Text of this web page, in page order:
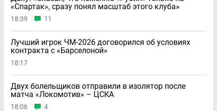
«Спартак», сразу понял масштаб этого клуба»
18:39 11
Лучший игрок ЧМ-2026 договорился об условиях
контракта с «Барселоной»
18:17
Двух болельщиков отправили в изолятор после
матча «Локомотив» – ЦСКА
18:06 4